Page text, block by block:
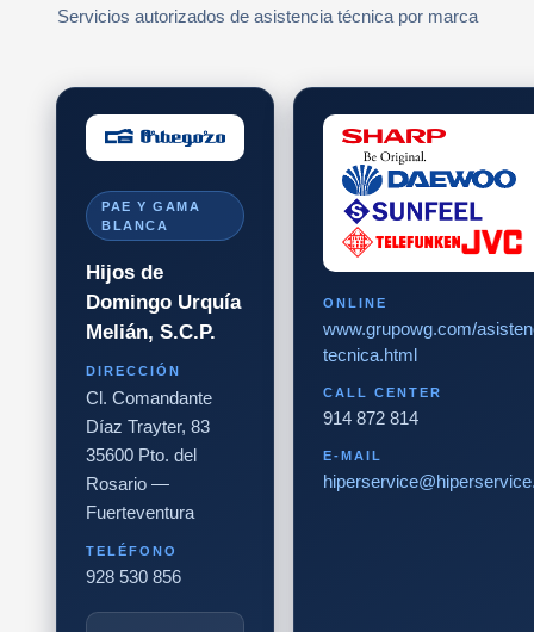
Servicios autorizados de asistencia técnica por marca
PAE Y GAMA
BLANCA
Hijos de
Domingo Urquía
Melián, S.C.P.
DIRECCIÓN
Cl. Comandante
Díaz Trayter, 83
35600 Pto. del
Rosario —
Fuerteventura
TELÉFONO
928 530 856
ONLINE
www.grupowg.com/
tecnica.html
CALL CENTER
914 872 814
E-MAIL